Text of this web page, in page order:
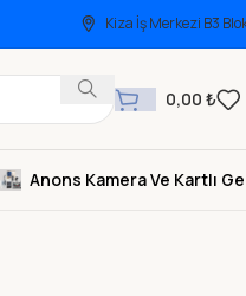
Kiza İş Merkezi B3
0,00 ₺
Anons Kamera Ve Kartlı